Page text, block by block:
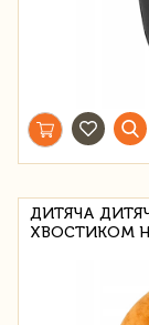
ДИТЯЧА
ХВОСТИКОМ